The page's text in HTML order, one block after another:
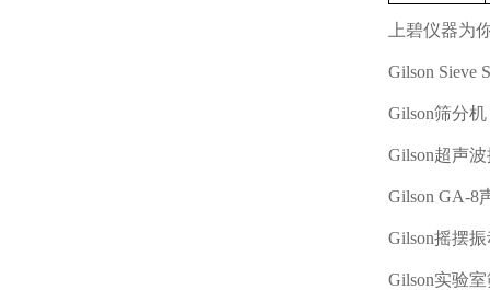
上碧仪器为
Gilson Sieve
Gilson筛分机
Gilson超声
Gilson GA-8
Gilson摇摆
Gilson实验